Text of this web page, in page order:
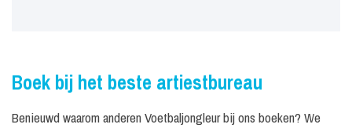
Boek bij het beste artiestbureau
Benieuwd waarom anderen Voetbaljongleur bij ons boeken? We